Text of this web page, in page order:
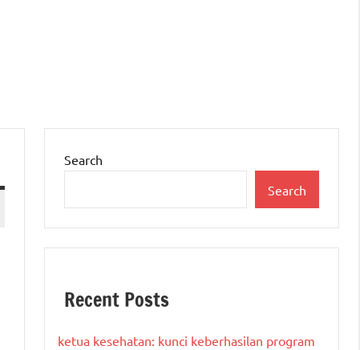
Search
Search
Recent Posts
ketua kesehatan: kunci keberhasilan program